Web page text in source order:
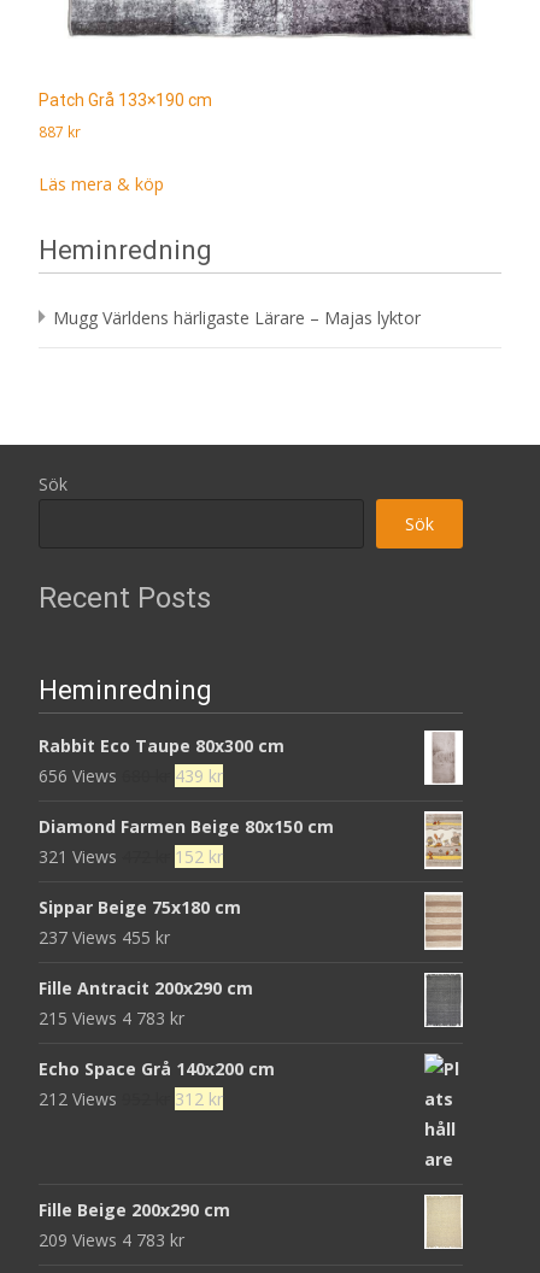
Patch Grå 133×190 cm
887 kr
Läs mera & köp
Heminredning
Mugg Världens härligaste Lärare – Majas lyktor
Sök
Sök
Recent Posts
Heminredning
Rabbit Eco Taupe 80x300 cm
656 Views
Det
priset
var:
439 krDet
priset
är:
Diamond Farmen Beige 80x150 cm
321 Views
Det
priset
152 krDet
priset
Sippar Beige 75x180 cm
237 Views 455 kr
Fille Antracit 200x290 cm
215 Views 4 783 kr
Echo Space Grå 140x200 cm
212 Views
Det
952 kr.
312 krDet
312 kr.
Fille Beige 200x290 cm
209 Views 4 783 kr